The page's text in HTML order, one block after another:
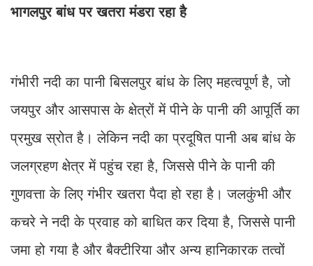
भागलपुर बांध पर खतरा मंडरा रहा है
गंभीरी नदी का पानी बिसलपुर बांध के लिए महत्वपूर्ण है, जो
जयपुर और आसपास के क्षेत्रों में पीने के पानी की आपूर्ति का
प्रमुख स्रोत है। लेकिन नदी का प्रदूषित पानी अब बांध के
जलग्रहण क्षेत्र में पहुंच रहा है, जिससे पीने के पानी की
गुणवत्ता के लिए गंभीर खतरा पैदा हो रहा है। जलकुंभी और
कचरे ने नदी के प्रवाह को बाधित कर दिया है, जिससे पानी
जमा हो गया है और बैक्टीरिया और अन्य हानिकारक तत्वों